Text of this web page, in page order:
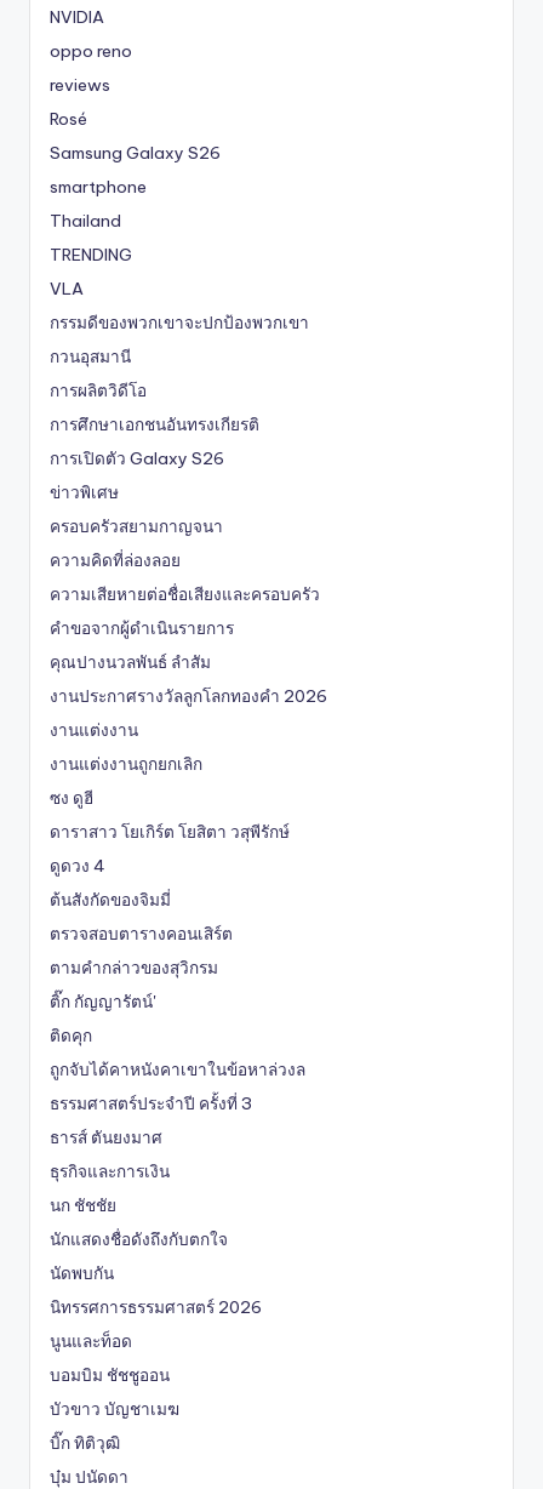
NVIDIA
oppo reno
reviews
Rosé
Samsung Galaxy S26
smartphone
Thailand
TRENDING
VLA
กรรมดีของพวกเขาจะปกป้องพวกเขา
กวนอุสมานี
การผลิตวิดีโอ
การศึกษาเอกชนอันทรงเกียรติ
การเปิดตัว Galaxy S26
ข่าวพิเศษ
ครอบครัวสยามกาญจนา
ความคิดที่ล่องลอย
ความเสียหายต่อชื่อเสียงและครอบครัว
คำขอจากผู้ดำเนินรายการ
คุณปางนวลพันธ์ ลำสัม
งานประกาศรางวัลลูกโลกทองคำ 2026
งานแต่งงาน
งานแต่งงานถูกยกเลิก
ซง ดูฮี
ดาราสาว โยเกิร์ต โยสิตา วสุพีรักษ์
ดูดวง 4
ต้นสังกัดของจิมมี่
ตรวจสอบตารางคอนเสิร์ต
ตามคำกล่าวของสุวิกรม
ติ๊ก กัญญารัตน์'
ติดคุก
ถูกจับได้คาหนังคาเขาในข้อหาล่วงล
ธรรมศาสตร์ประจำปี ครั้งที่ 3
ธารส์ ตันยงมาศ
ธุรกิจและการเงิน
นก ชัชชัย
นักแสดงชื่อดังถึงกับตกใจ
นัดพบกัน
นิทรรศการธรรมศาสตร์ 2026
นูนและท็อด
บอมบิม ชัชชูออน
บัวขาว บัญชาเมฆ
บิ๊ก ทิติวุฒิ
บุ๋ม ปนัดดา